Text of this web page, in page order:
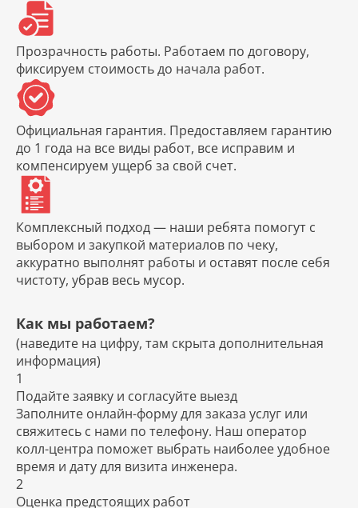
Прозрачность работы. Работаем по договору,
фиксируем стоимость до начала работ.
Официальная гарантия. Предоставляем гарантию
до 1 года на все виды работ, все исправим и
компенсируем ущерб за свой счет.
Комплексный подход— наши ребята помогут с
выбором и закупкой материалов по чеку,
аккуратно выполнят работы и оставят после себя
чистоту, убрав весь мусор.
Как мы работаем?
(наведите на цифру, там скрыта дополнительная
информация)
1
Подайте заявку и согласуйте выезд
Заполните онлайн-форму для заказа услуг или
свяжитесь с нами по телефону. Наш оператор
колл-центра поможет выбрать наиболее удобное
время и дату для визита инженера.
2
Оценка предстоящих работ